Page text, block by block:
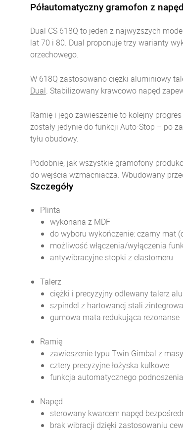
Półautomatyczny gramofon z
Dual CS 618Q to jeden z najwyższych
lat 70 i 80. Dual proponuje trzy warianty
orzechowego.
W 618Q zastosowano ciężki aluminiowy
Dual. Stabilizowany krawcowo napęd
Ramię i jego zawieszenie to kolejny
zostały jedynie do funkcji Auto-Stop – po
tyłu obudowy.
Podobnie, jak wszystkie gramofony
do wejścia wzmacniacza. Wbudowany
Szczegóły
Plinta
wykonana z MDF
do wyboru wykończenie: czarny mat
możliwość włączenia/wyłączenia
antywibracyjne stopki z elastomeru
Talerz
ciężki i precyzyjny odlewany talerz
szpindel z hartowanej stali
gumowa mata redukująca rezonanse
Ramię
zawieszenie typu Twin Gimbal z
cztery precyzyjne łożyska kulkowe
funkcja automatycznego
Napęd
sterowany kwarcem napęd
brak wibracji dzięki zastosowaniu